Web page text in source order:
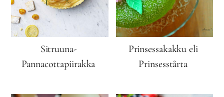
Sitruuna-
Pannacottapiirakka
Prinsessakakku eli
Prinsesstårta